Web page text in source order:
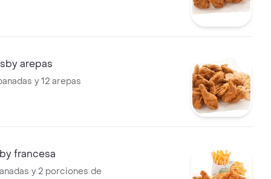
arepas
y 12 arepas
francesa
y 2 porciones de